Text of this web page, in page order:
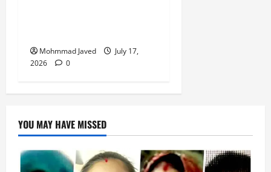
Mohmmad Javed
July 17,
2026
0
YOU MAY HAVE MISSED